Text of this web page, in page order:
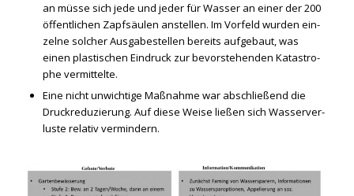
an müs­se sich jede und jeder für Was­ser an einer der 200
öffent­li­chen Zapf­säu­len anstel­len. Im Vor­feld wur­den ein­
zel­ne sol­cher Aus­ga­be­stel­len bereits auf­ge­baut, was
einen plas­ti­schen Ein­druck zur bevor­ste­hen­den Kata­stro­
phe ver­mit­tel­te.
Eine nicht unwich­ti­ge Maß­nah­me war abschlie­ßend die
Druck­re­du­zie­rung. Auf die­se Wei­se lie­ßen sich Was­ser­ver­
lus­te rela­tiv ver­min­dern.